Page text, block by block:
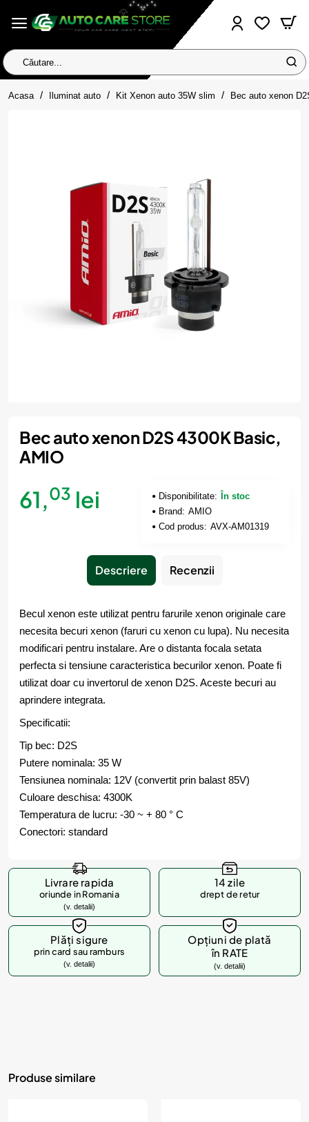
Căutare...
Acasa homeIluminat auto Kit Xenon auto 35W slim Bec auto xenon
Bec auto xenon D2S 4300K Basic,
AMIO
61,03 lei Disponibilitate:
În stoc
Brand: AMIO
Cod produs: AVX-AM01319
Descriere Recenzii
Becul xenon este utilizat pentru farurile xenon originale care
necesita becuri xenon (faruri cu xenon cu lupa). Nu necesita
modificari pentru instalare. Are o distanta focala setata
perfecta si tensiune caracteristica becurilor xenon. Poate fi
utilizat doar cu invertorul de xenon D2S. Aceste becuri au
aprindere integrata.
Specificatii:
Tip bec: D2S
Putere nominala: 35 W
Tensiunea nominala: 12V (convertit prin balast 85V)
Culoare deschisa: 4300K
Temperatura de lucru: -30 ~ + 80 ° C
Conectori: standard
Livrare rapida
oriunde in Romania
(v. detalii)
14 zile
drept de retur
Plăți sigure
prin card sau ramburs
(v. detalii)
Opțiuni de plată
în RATE
(v. detalii)
Produse similare